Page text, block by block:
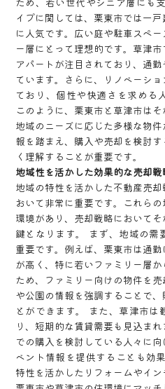
イプに関しては、栗東市では一
に人気です。広い庭や駐車スペ
ー層にとって理想的です。草津
アパートが注目されており、通
ています。さらに、リノベーシ
ており、個性や快適さを求める
このように、栗東市と草津市はそ
地域のニーズに応じた多様な物
報を踏まえ、購入や売却を検討
く理解することが重要です。
地域性を活かした効果的な売却戦
地域の特性を活かした不動産売
おいて非常に重要です。これら
環境があり、売却戦略において
鍵となります。 まず、地域の需
重要です。例えば、栗東市は通
が高く、特に若いファミリー層
ため、ファミリー向けの物件を
や公園の情報を強調することで
とができます。 また、草津市は
り、短期的な賃貸需要も見込ま
での購入を検討している人々に
ベント情報を提供することも効
特性を活かしたリフォームやイン